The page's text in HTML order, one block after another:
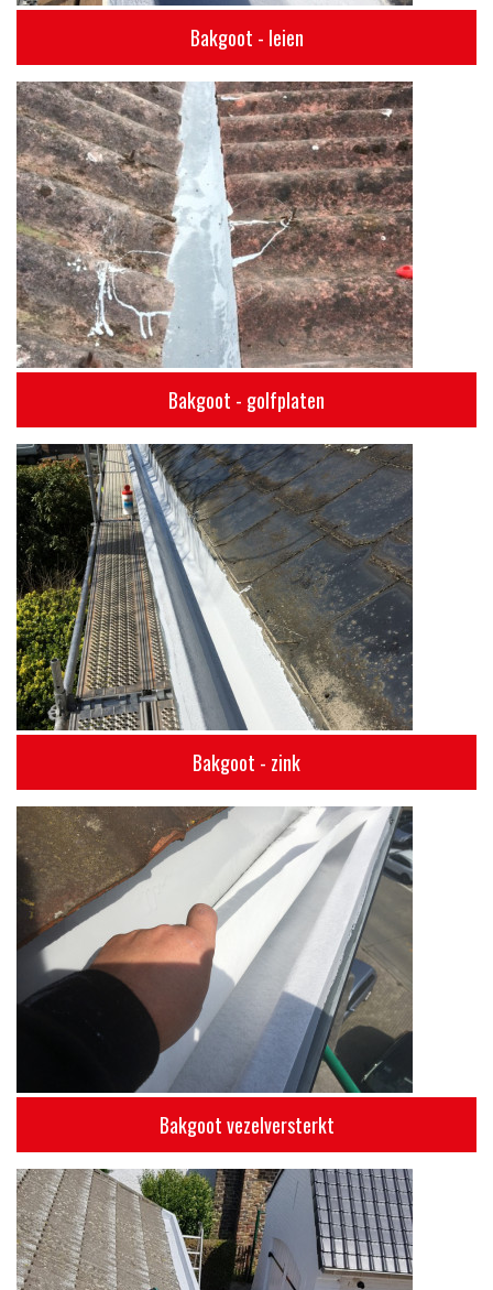
Bakgoot - leien
Bakgoot - golfplaten
Bakgoot - zink
Bakgoot vezelversterkt